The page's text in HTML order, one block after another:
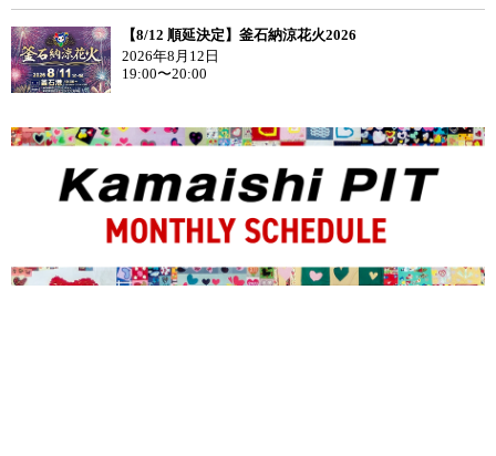
【8/12 順延決定】釜石納涼花火2026
2026年8月12日
19:00〜20:00